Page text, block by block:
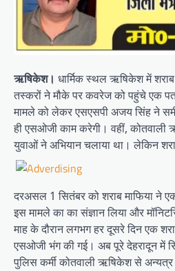
ऋषिकेश। धार्मिक स्थल ऋषिकेश में
तस्करों ने मौके पर कवरेज को पहुंचे एक
मामले को लेकर एसएसपी अजय सिंह ने
ही एसओजी काम करेगी। वहीं, कोतवाली
युवाओं ने अभियान चलाया था। लेकिन
दरअसल 1 सितंबर को शराब माफिया ने
इस मामले का का संज्ञान लिया और
माह के दौरान लगभग हर दूसरे दिन एक
एसओजी भंग की गई। अब पूरे देहरादून में
पुलिस कर्मी कोतवाली ऋषिकेश से